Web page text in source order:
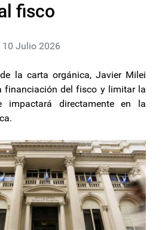
fisco
10 Julio 2026
la carta orgánica, Javier Milei
financiación del fisco y limitar la
impactará directamente en la